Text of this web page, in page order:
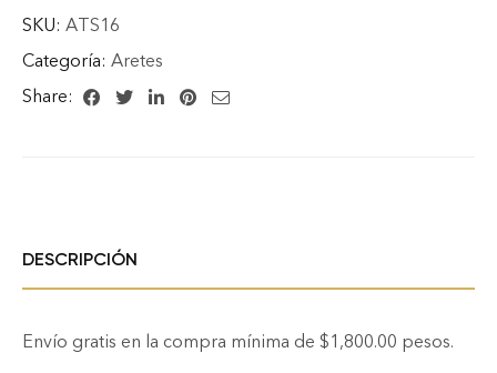
SKU: ATS16
Categoría: Aretes
Share:
DESCRIPCIÓN
Envío gratis en la compra mínima de $1,800.00 pesos.